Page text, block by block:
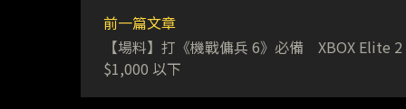
前一篇文章
【場料】打《機戰傭兵 6》必備 XBOX Elite
$1,000 以下